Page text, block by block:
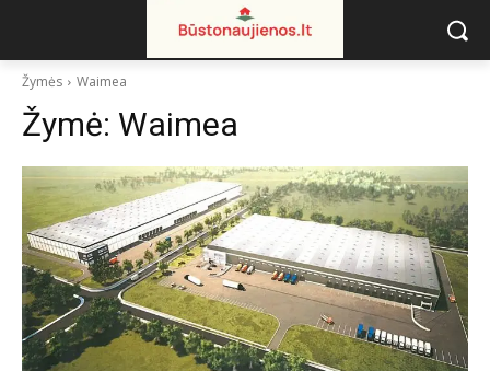
Žymės Waimea
Žymė: Waimea